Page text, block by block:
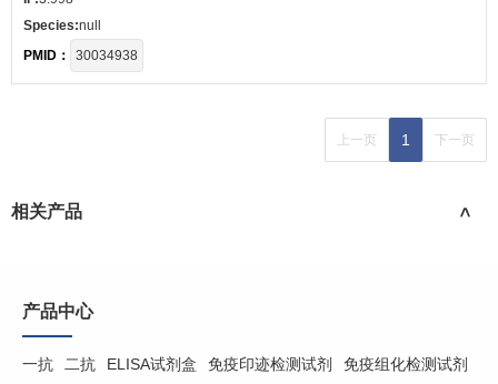
Species:null
PMID：
30034938
上一页 1 下一页
相关产品 >
产品中心
一抗 二抗 ELISA试剂盒 免疫印迹检测试剂
免疫组化检测试剂